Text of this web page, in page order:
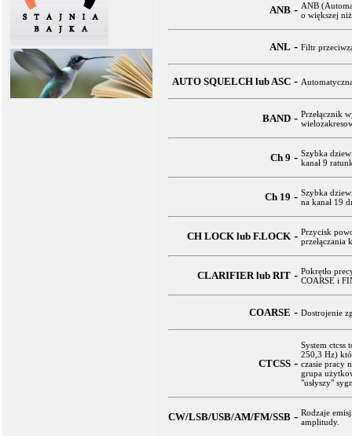
ANB - ANB
o większej
ANL - Filtr
AUTO SQUELCH lub ASC -
BAND - Przełącznik
Ch 9 - Szybka
kanał 9
Ch 19 - Szybka
na kanał 19
CH LOCK lub F.LOCK - Przycisk
przełączania
CLARIFIER lub RIT - Pokrętło
COARSE i
COARSE - Dostrojenie
CTCSS -
System ctcss
250,3 Hz)
czasie pracy
grupa
"usłyszy"
CW/LSB/USB/AM/FM/SSB - Rodzaje
amplitudy.